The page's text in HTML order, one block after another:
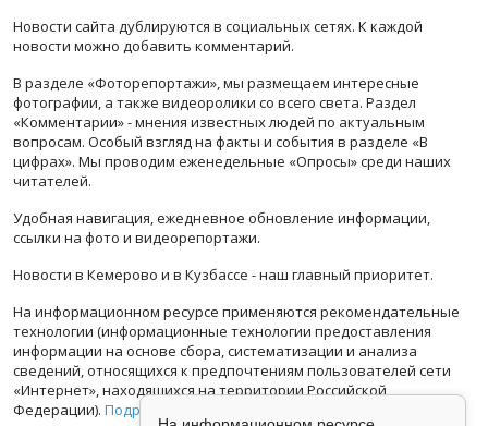
Новости сайта дублируются в социальных сетях. К каждой
новости можно добавить комментарий.
В разделе «Фоторепортажи», мы размещаем интересные
фотографии, а также видеоролики со всего света. Раздел
«Комментарии» - мнения известных людей по актуальным
вопросам. Особый взгляд на факты и события в разделе «В
цифрах». Мы проводим еженедельные «Опросы» среди наших
читателей.
Удобная навигация, ежедневное обновление информации,
ссылки на фото и видеорепортажи.
Новости в Кемерово и в Кузбассе - наш главный приоритет.
На информационном ресурсе применяются рекомендательные
технологии (информационные технологии предоставления
информации на основе сбора, систематизации и анализа
сведений, относящихся к предпочтениям пользователей сети
«Интернет», находящихся на территории Российской
Федерации). Подробная информация